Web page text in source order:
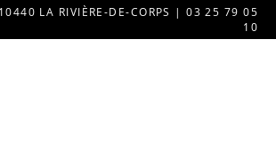
LA RIVIÈRE-DE-CORPS | 03 25 79 05
10